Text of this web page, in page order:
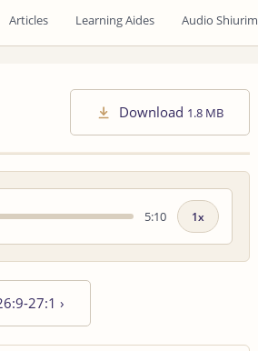
Articles Learning Aides Audio Shiurim
Download 1.8 MB
5:10
Playback
27:1 ›